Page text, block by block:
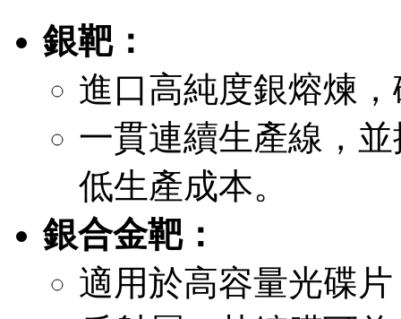
銀靶：
進口高純度銀熔煉
一貫連續生產線，
低生產成本。
銀合金靶：
適用於高容量光碟